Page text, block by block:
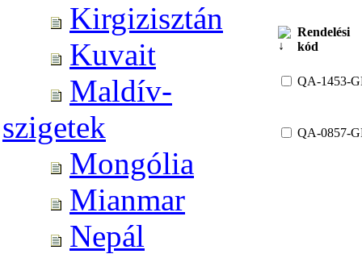
Kirgizisztán
Kuvait
Maldív-
szigetek
Mongólia
Mianmar
Nepál
Rendelési
kód
QA-1453-
QA-0857-